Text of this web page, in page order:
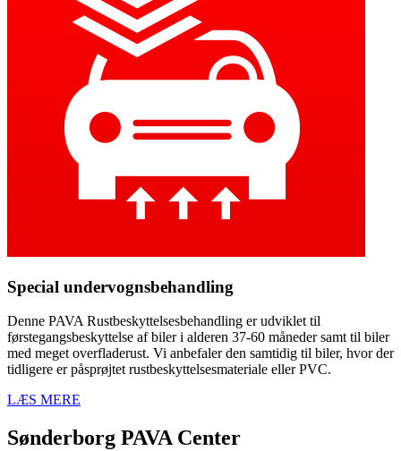
Special undervognsbehandling
Denne PAVA Rustbeskyttelsesbehandling er udviklet til
førstegangsbeskyttelse af biler i alderen 37-60 måneder samt til biler
med meget overfladerust. Vi anbefaler den samtidig til biler, hvor der
tidligere er påsprøjtet rustbeskyttelsesmateriale eller PVC.
LÆS MERE
Sønderborg PAVA Center